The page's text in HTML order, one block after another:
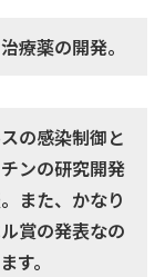
療薬の開発。
の感染制御と
ンの研究開発
また、かなり
賞の発表なの
す。